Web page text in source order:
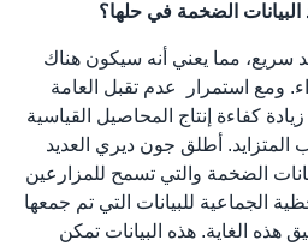
الضخمة في حلها؟
سريع، مما يعني أنه سيكون هناك
ومع استمرار عدم تقبل العامة
كفاءة إنتاج المحاصيل القياسية
المتزايد. أطلق جون ديري العديد
الضخمة والتي تسمح للمزارعين
الجماعية للبيانات التي تم جمعها
هذه الغاية. هذه البيانات تمكن